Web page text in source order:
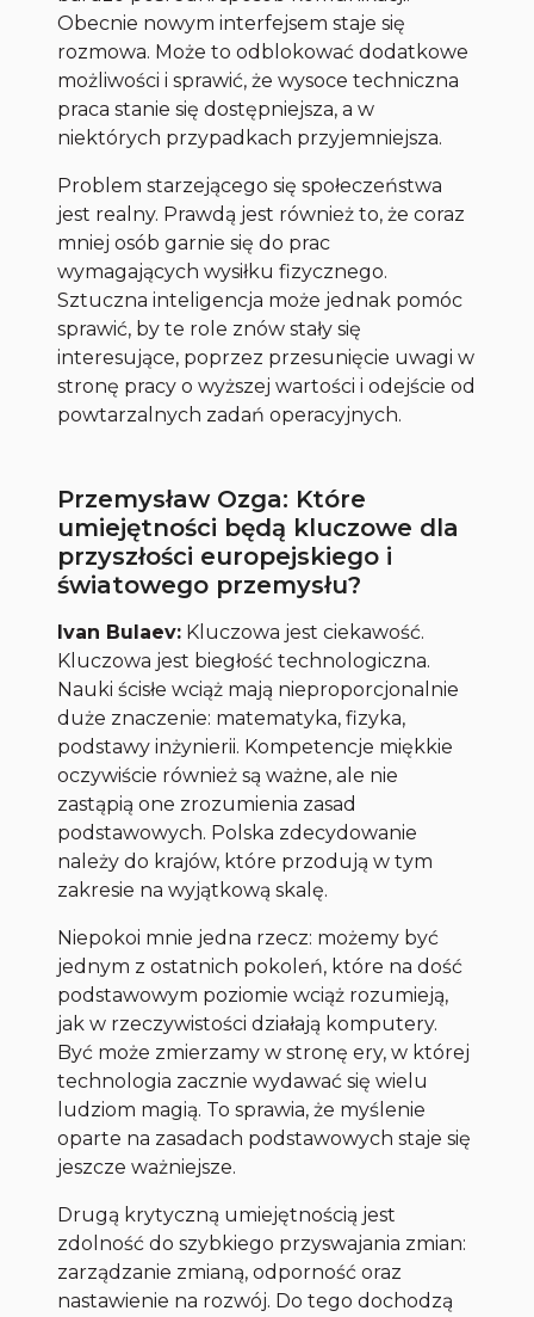
Obecnie nowym interfejsem staje się
rozmowa. Może to odblokować dodatkowe
możliwości i sprawić, że wysoce techniczna
praca stanie się dostępniejsza, a w
niektórych przypadkach przyjemniejsza.
Problem starzejącego się społeczeństwa
jest realny. Prawdą jest również to, że coraz
mniej osób garnie się do prac
wymagających wysiłku fizycznego.
Sztuczna inteligencja może jednak pomóc
sprawić, by te role znów stały się
interesujące, poprzez przesunięcie uwagi w
stronę pracy o wyższej wartości i odejście od
powtarzalnych zadań operacyjnych.
Przemysław Ozga: Które
umiejętności będą kluczowe dla
przyszłości europejskiego i
światowego przemysłu?
Ivan Bulaev: Kluczowa jest ciekawość.
Kluczowa jest biegłość technologiczna.
Nauki ścisłe wciąż mają nieproporcjonalnie
duże znaczenie: matematyka, fizyka,
podstawy inżynierii. Kompetencje miękkie
oczywiście również są ważne, ale nie
zastąpią one zrozumienia zasad
podstawowych. Polska zdecydowanie
należy do krajów, które przodują w tym
zakresie na wyjątkową skalę.
Niepokoi mnie jedna rzecz: możemy być
jednym z ostatnich pokoleń, które na dość
podstawowym poziomie wciąż rozumieją,
jak w rzeczywistości działają komputery.
Być może zmierzamy w stronę ery, w której
technologia zacznie wydawać się wielu
ludziom magią. To sprawia, że myślenie
oparte na zasadach podstawowych staje się
jeszcze ważniejsze.
Drugą krytyczną umiejętnością jest
zdolność do szybkiego przyswajania zmian:
zarządzanie zmianą, odporność oraz
nastawienie na rozwój. Do tego dochodzą